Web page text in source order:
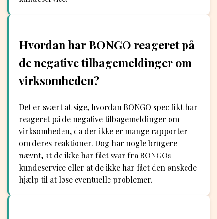
Hvordan har BONGO reageret på
de negative tilbagemeldinger om
virksomheden?
Det er svært at sige, hvordan BONGO specifikt har
reageret på de negative tilbagemeldinger om
virksomheden, da der ikke er mange rapporter
om deres reaktioner. Dog har nogle brugere
nævnt, at de ikke har fået svar fra BONGOs
kundeservice eller at de ikke har fået den ønskede
hjælp til at løse eventuelle problemer.